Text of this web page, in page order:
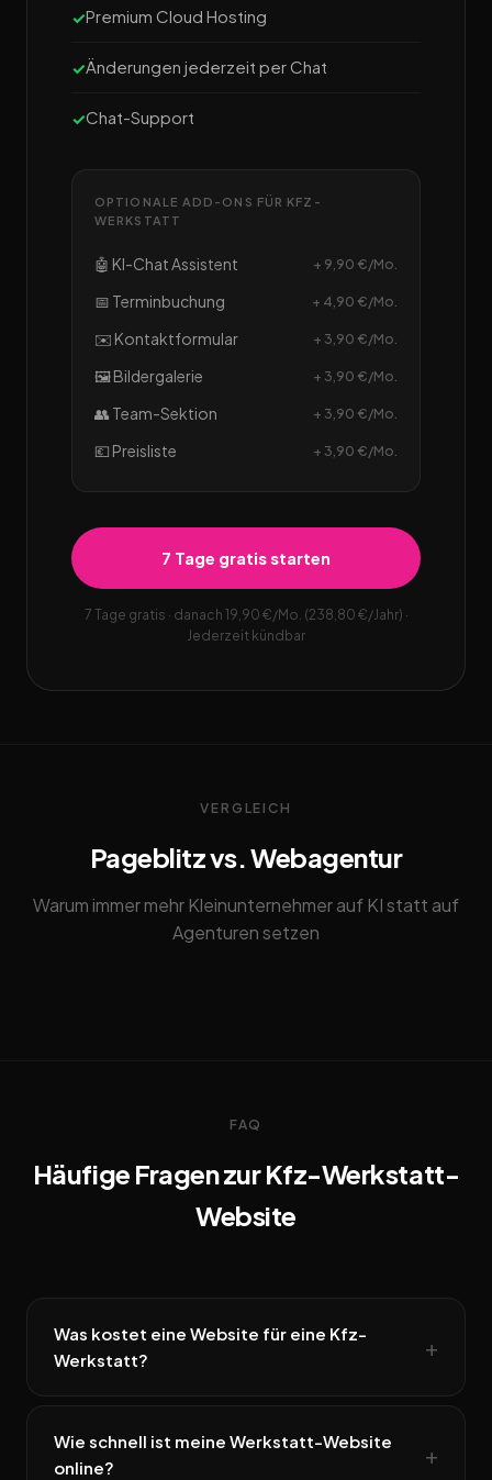
Premium Cloud Hosting
Änderungen jederzeit per Chat
Chat-Support
OPTIONALE ADD-ONS FÜR KFZ-
WERKSTATT
🤖 KI-Chat Assistent + 9,90 €/Mo.
📅 Terminbuchung + 4,90 €/Mo.
✉️ Kontaktformular + 3,90 €/Mo.
🖼️ Bildergalerie + 3,90 €/Mo.
👥 Team-Sektion + 3,90 €/Mo.
💶 Preisliste + 3,90 €/Mo.
7 Tage gratis starten
7 Tage gratis · danach 19,90 €/Mo. (238,80 €/Jahr) ·
Jederzeit kündbar
VERGLEICH
Pageblitz vs. Webagentur
Warum immer mehr Kleinunternehmer auf KI statt auf
Agenturen setzen
FAQ
Häufige Fragen zur Kfz-Werkstatt-
Website
Was kostet eine Website für eine Kfz-
Werkstatt?
Wie schnell ist meine Werkstatt-Website
online?